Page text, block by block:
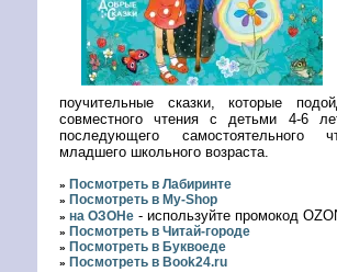
поучительные сказки, которые
совместного чтения с детьми 4-6
последующего самостоятельного
младшего школьного возраста.
» Посмотреть в Лабиринте
» Посмотреть в My-Shop
» на ОЗОНе - используйте промокод
» Посмотреть в Читай-городе
» Посмотреть в Буквоеде
» Посмотреть в Book24.ru